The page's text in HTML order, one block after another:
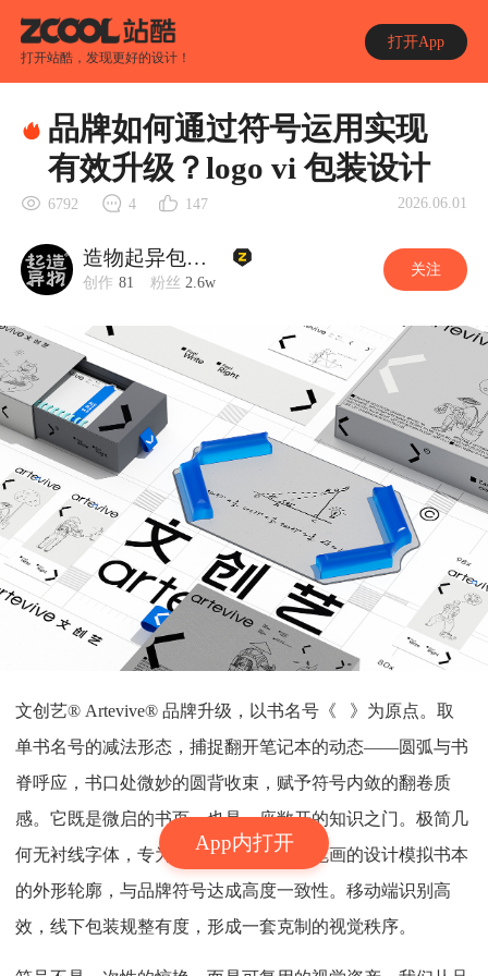
打开站酷，发现更好的设计！
打开App
App内打开
品牌如何通过符号运用实现
有效升级？logo vi 包装设计
6792 4 147 2026.06.01
造物起异包装设计
创作 81 粉丝 2.6w
关注
文创艺® Artevive® 品牌升级，以书名号《 》为原点。取
单书名号的减法形态，捕捉翻开笔记本的动态——圆弧与书
脊呼应，书口处微妙的圆背收束，赋予符号内敛的翻卷质
感。它既是微启的书页，也是一座敞开的知识之门。极简几
何无衬线字体，专为新消费场景设计，笔画的设计模拟书本
的外形轮廓，与品牌符号达成高度一致性。移动端识别高
效，线下包装规整有度，形成一套克制的视觉秩序。